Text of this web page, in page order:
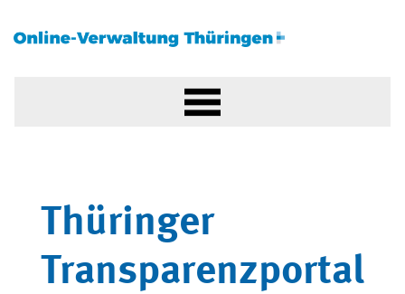
Thüringer
Transparenzportal